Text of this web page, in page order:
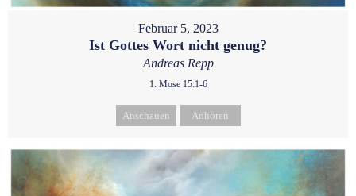
Februar 5, 2023
Ist Gottes Wort nicht genug?
Andreas Repp
1. Mose 15:1-6
Anschauen Anhören